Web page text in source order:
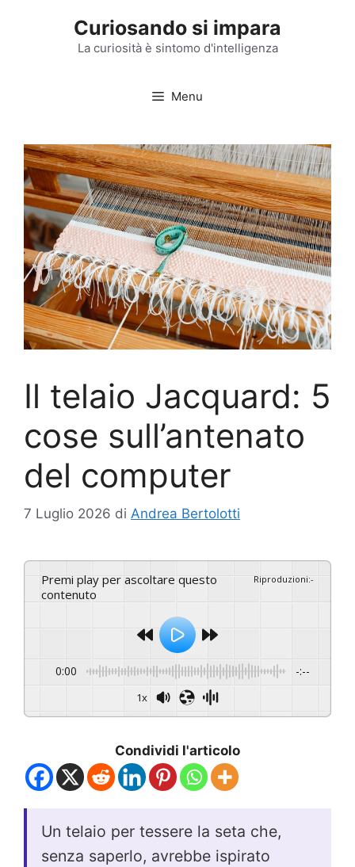
Curiosando si impara
La curiosità è sintomo d'intelligenza
Menu
Il telaio Jacquard: 5
cose sull’antenato
del computer
7 Luglio 2026 di Andrea Bertolotti
Premi play per ascoltare questo
contenuto
Riproduzioni:-
0:00 -:--
1x
Condividi l'articolo
Un telaio per tessere la seta che,
senza saperlo, avrebbe ispirato